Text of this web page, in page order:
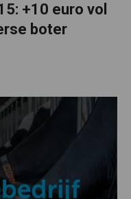
+10 euro vol
boter